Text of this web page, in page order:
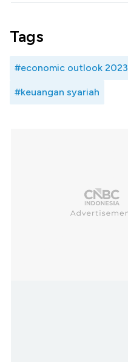
Tags
#economic outlook 2023
#keuangan syariah